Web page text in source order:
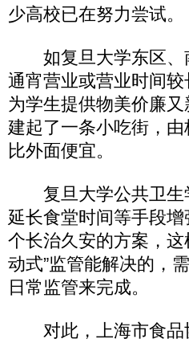
少高校已在努力尝试。
如复旦大学东区、
通宵营业或营业时间
为学生提供物美价廉
建起了一条小吃街，
比外面便宜。
复旦大学公共卫生
延长食堂时间等手段
个长治久安的方案，
动式”监管能解决的，
日常监管来完成。
对此，上海市食品